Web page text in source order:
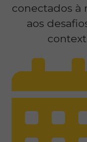
conectados à
aos